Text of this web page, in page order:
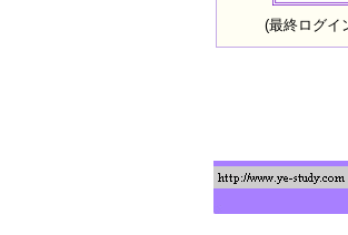
(最終ログイ